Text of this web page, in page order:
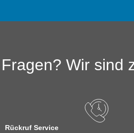
Fragen? Wir sind
Rückruf Service